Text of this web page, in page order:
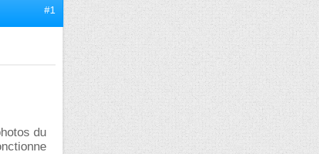
#1
du